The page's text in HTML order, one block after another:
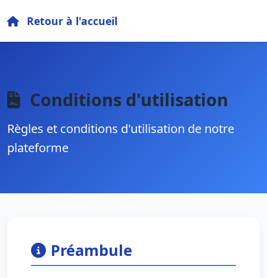
Retour à l'accueil
Conditions d'utilisation
Règles et conditions d'utilisation de notre
plateforme
Préambule